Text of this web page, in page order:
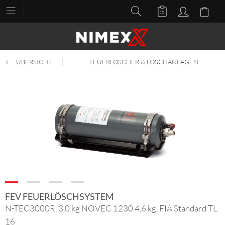
ÜBERSICHT FEUERLÖSCHER & LÖSCHANLAGEN
FEV FEUERLÖSCHSYSTEM
N-TEC3000R, 3,0 kg NOVEC 1230 4,6 kg, FIA Standard TL
16